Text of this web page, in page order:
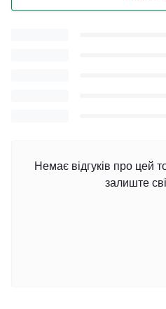
Немає відгуків про цей
залиште